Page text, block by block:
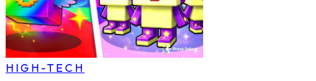
HIGH-TECH